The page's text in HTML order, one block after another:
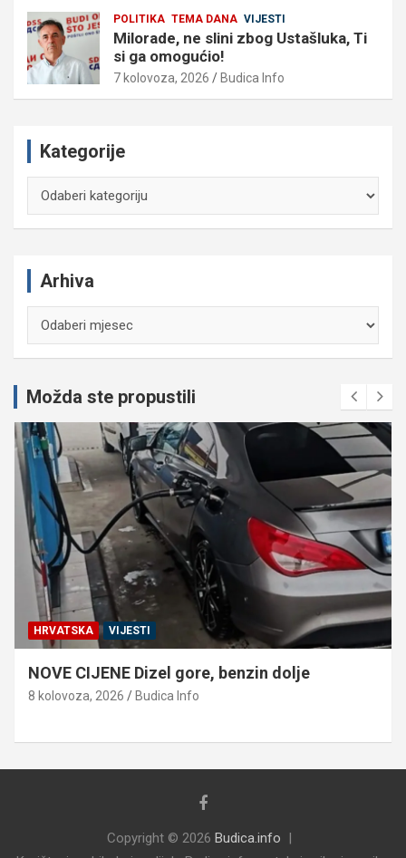
POLITIKA TEMA DANA VIJESTI
Milorade, ne slini zbog Ustašluka, Ti
si ga omogućio!
7 kolovoza, 2026 Budica Info
Kategorije
Arhiva
Možda ste propustili
HRVATSKA VIJESTI
NOVE CIJENE Dizel gore, benzin dolje
8 kolovoza, 2026 Budica Info
Copyright © 2026 Budica.info